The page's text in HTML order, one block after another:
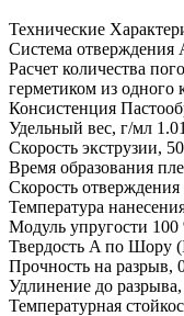
Технические
Система отверждения
Расчет количества
герметиком из одного
Консистенция
Удельный вес, г/мл 1.01
Скорость экструзии,
Время образования
Скорость
Температура
Модуль упругости
Твердость A по Шору
Прочность на разрыв,
Удлинение до
Температурная